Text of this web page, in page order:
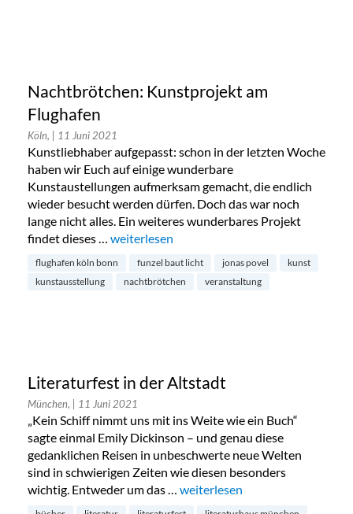
Nachtbrötchen: Kunstprojekt am
Flughafen
Köln, | 11 Juni 2021
Kunstliebhaber aufgepasst: schon in der letzten Woche
haben wir Euch auf einige wunderbare
Kunstaustellungen aufmerksam gemacht, die endlich
wieder besucht werden dürfen. Doch das war noch
lange nicht alles. Ein weiteres wunderbares Projekt
findet dieses … „Nachtbrötchen: Kunstprojekt am
weiterlesen
flughafen köln bonn funzel baut licht jonas povel
kunst
kunstausstellung
nachtbrötchen veranstaltung
Literaturfest in der Altstadt
München, | 11 Juni 2021
„Kein Schiff nimmt uns mit ins Weite wie ein Buch“
sagte einmal Emily Dickinson – und genau diese
gedanklichen Reisen in unbeschwerte neue Welten
sind in schwierigen Zeiten wie diesen besonders
wichtig. Entweder um das … „Literaturfest in der Altstadt“
weiterlesen